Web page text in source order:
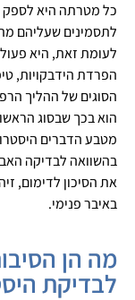
כל מטרתה היא לספק
לתסמינים שעליהם
לעומת זאת, היא
הפרדת הידבקויות,
הסוגים של ההליך
הוא בכך שבסוג
מטבע הדברים
בהשוואה לבדיקה
את הסיכון לדימום,
באיבר פנימי.
מה הן
לבדיקת